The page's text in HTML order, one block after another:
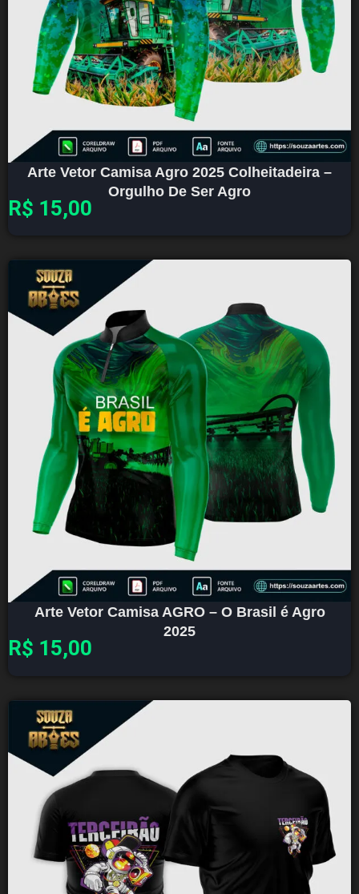
Arte Vetor Camisa Agro 2025 Colheitadeira –
Orgulho De Ser Agro
R$ 15,00
Arte Vetor Camisa AGRO – O Brasil é Agro
2025
R$ 15,00